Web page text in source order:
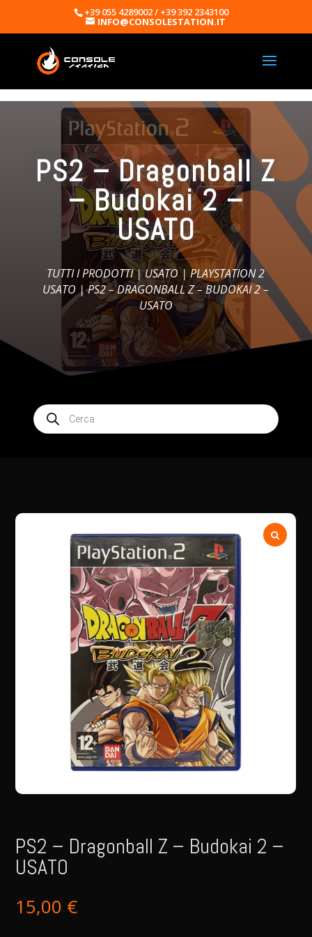
+39 055 4289002 / +39 392 2343100
INFO@CONSOLESTATION.IT
PS2 – Dragonball Z
– Budokai 2 –
USATO
TUTTI I PRODOTTI|USATO|PLAYSTATION 2
USATO | PS2 – DRAGONBALL Z – BUDOKAI 2 –
USATO
Products
search
PS2 – Dragonball Z – Budokai 2 –
USATO
15,00 €